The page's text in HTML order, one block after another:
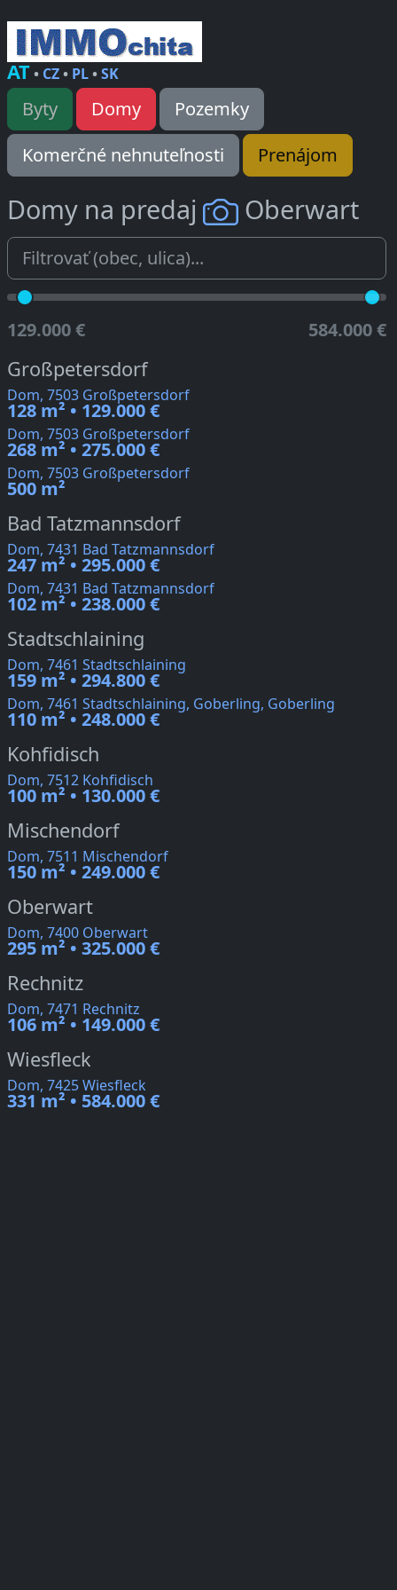
AT• CZ• PL•SK
Byty Domy
Pozemky
Komerčné nehnuteľnosti
Prenájom
Domy na predaj Oberwart
129.000 € 584.000 €
Großpetersdorf
Dom, 7503 Großpetersdorf
128 m² • 129.000 €
Dom, 7503 Großpetersdorf
268 m² • 275.000 €
Dom, 7503 Großpetersdorf
500 m²
Bad Tatzmannsdorf
Dom, 7431 Bad Tatzmannsdorf
247 m² • 295.000 €
Dom, 7431 Bad Tatzmannsdorf
102 m² • 238.000 €
Stadtschlaining
Dom, 7461 Stadtschlaining
159 m² • 294.800 €
Dom, 7461 Stadtschlaining, Goberling, Goberling
110 m² • 248.000 €
Kohfidisch
Dom, 7512 Kohfidisch
100 m² • 130.000 €
Mischendorf
Dom, 7511 Mischendorf
150 m² • 249.000 €
Oberwart
Dom, 7400 Oberwart
295 m² • 325.000 €
Rechnitz
Dom, 7471 Rechnitz
106 m² • 149.000 €
Wiesfleck
Dom, 7425 Wiesfleck
331 m² • 584.000 €